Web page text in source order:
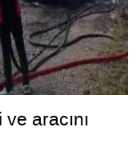
aracını